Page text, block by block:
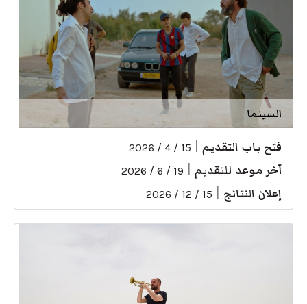
السينما
فتح باب التقديم 15 / 4 / 2026
آخر موعد للتقديم 19 / 6 / 2026
إعلان النتائج 15 / 12 / 2026